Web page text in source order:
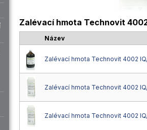
Zalévací hmota Technovit
Název
Zalévací hmota Technovit 4002
Zalévací hmota Technovit 4002
Zalévací hmota Technovit 4002